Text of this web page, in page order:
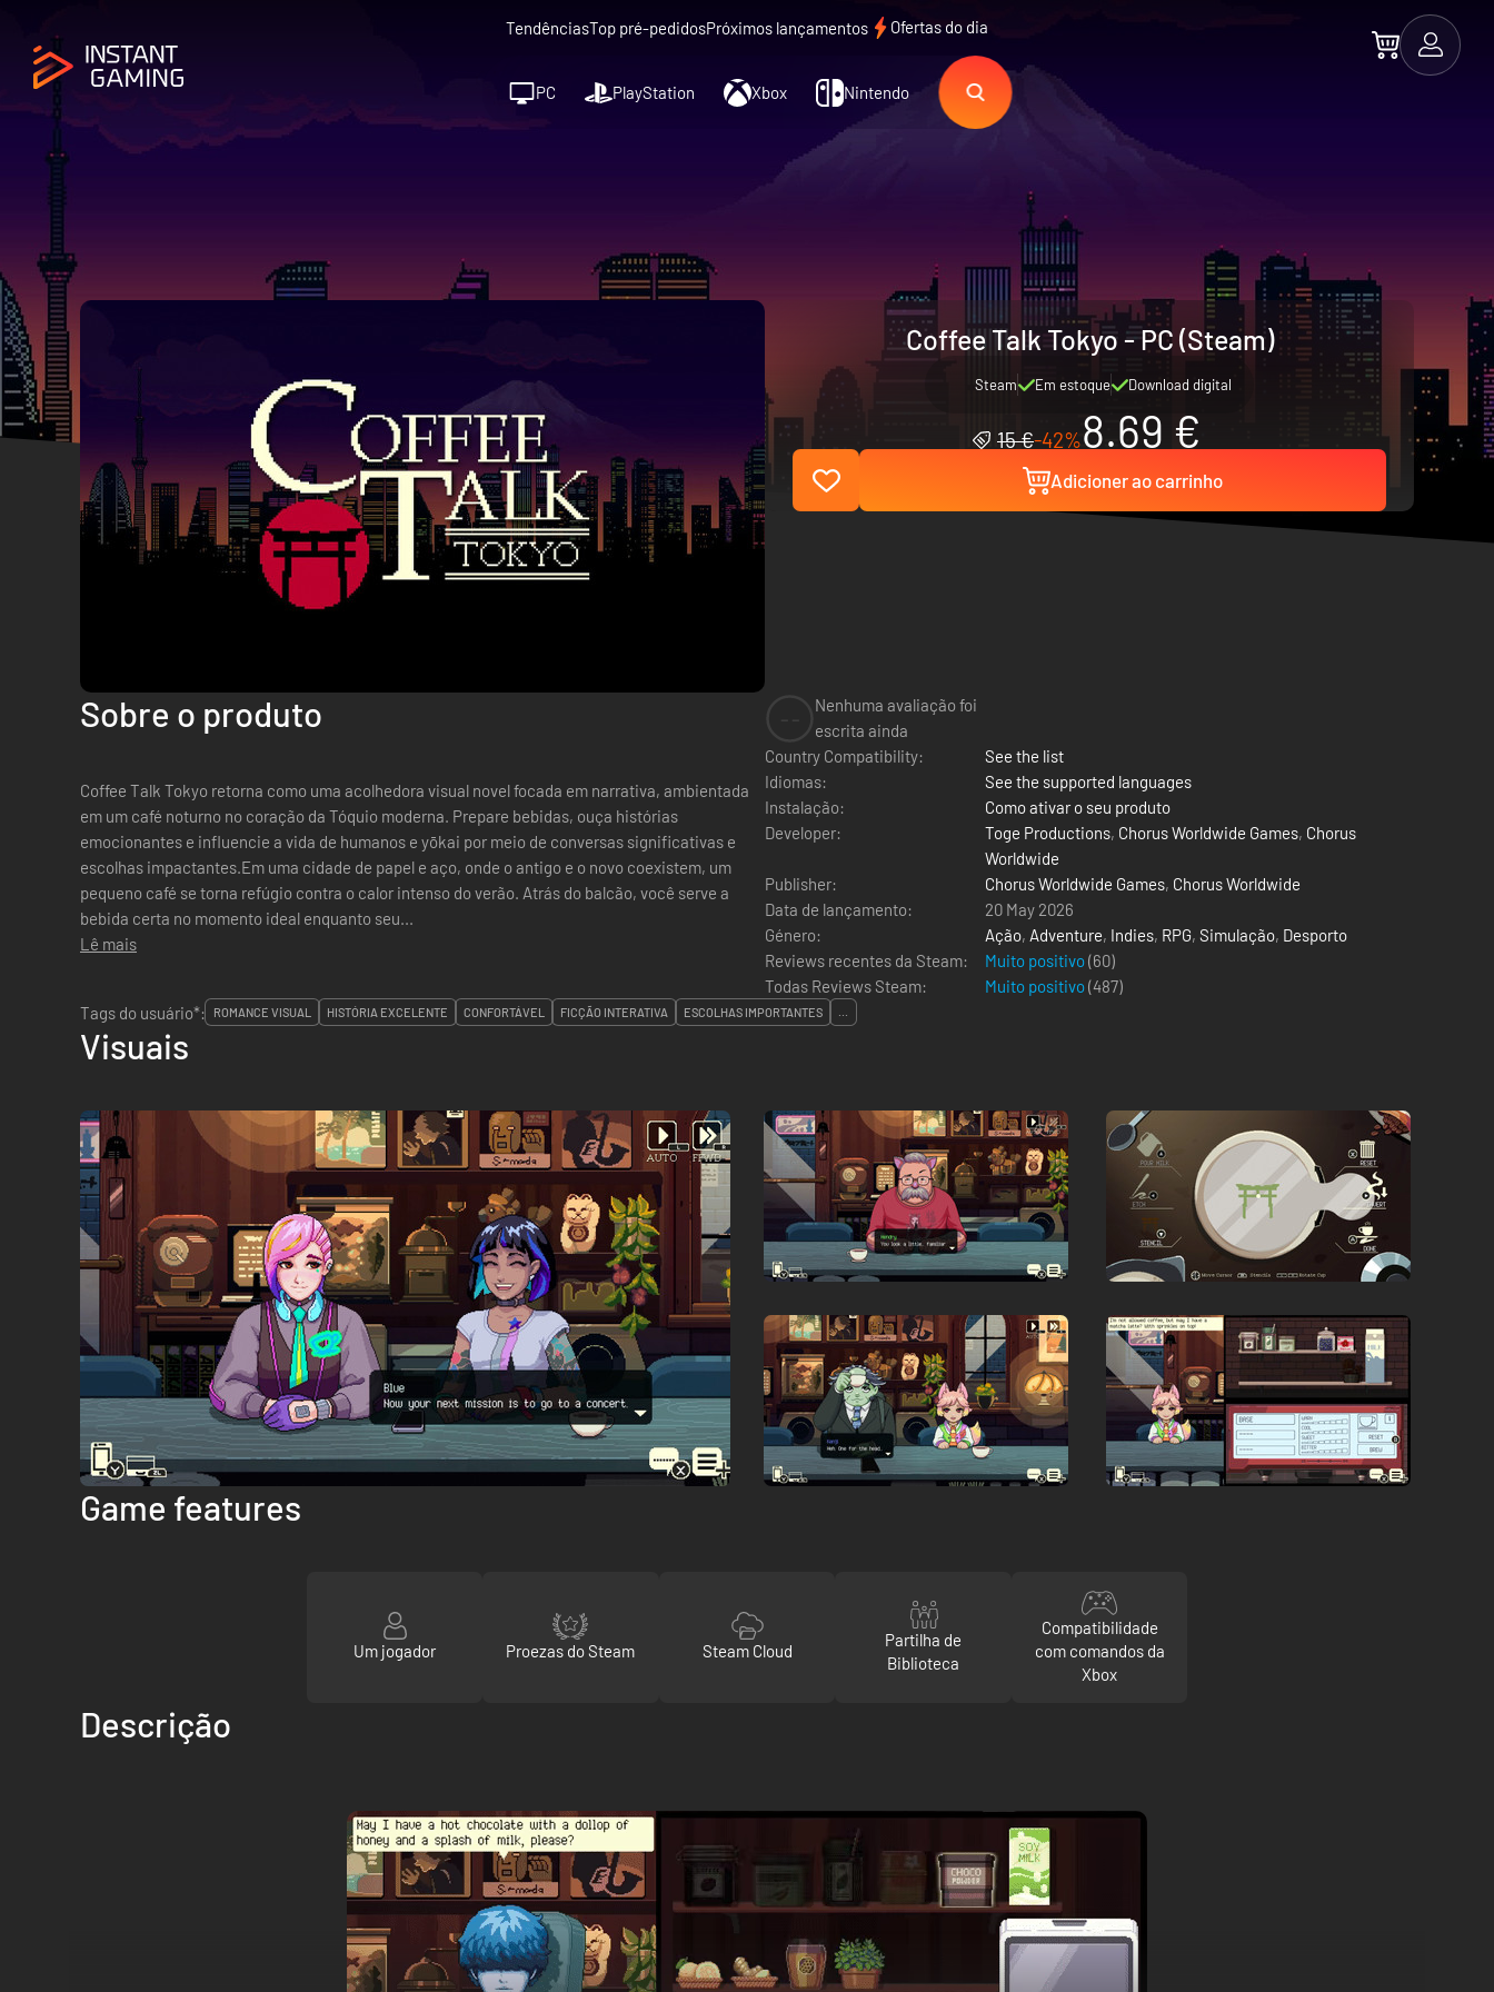
TendênciasTop pré-pedidosPróximos lançamentos Ofertas do dia
PC PlayStation Xbox Nintendo
Coffee Talk Tokyo - PC (Steam)
Steam Em estoque Download digital
15 €-42%8.69 €
Adicioner ao carrinho
Sobre o produto
Coffee Talk Tokyo retorna como uma acolhedora visual novel focada em narrativa, ambientada
em um café noturno no coração da Tóquio moderna. Prepare bebidas, ouça histórias
emocionantes e influencie a vida de humanos e yōkai por meio de conversas significativas e
escolhas impactantes.Em uma cidade de papel e aço, onde o antigo e o novo coexistem, um
pequeno café se torna refúgio contra o calor intenso do verão. Atrás do balcão, você serve a
bebida certa no momento ideal enquanto seu...
Lê mais
Nenhuma avaliação foi
escrita ainda
Country Compatibility:
See the list
Idiomas:
See the supported languages
Instalação:
Como ativar o seu produto
Developer:
Toge Productions, Chorus Worldwide Games, Chorus
Worldwide
Publisher:
Chorus Worldwide Games, Chorus Worldwide
Data de lançamento:
20 May 2026
Género:
Ação, Adventure, Indies, RPG, Simulação, Desporto
Reviews recentes da Steam:
Muito positivo(60)
Todas Reviews Steam:
Muito positivo(487)
Tags do usuário*:
ROMANCE VISUAL HISTÓRIA EXCELENTE CONFORTÁVEL FICÇÃO INTERATIVA ESCOLHAS IMPORTANTES ...
Visuais
Game features
Um jogador Proezas do Steam Steam Cloud
Partilha de
Biblioteca
Compatibilidade
com comandos da
Xbox
Descrição